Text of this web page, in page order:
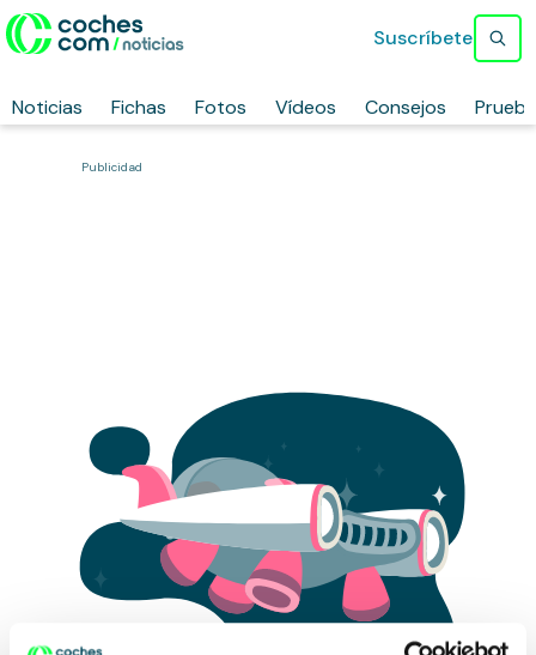
Noticias Fichas Fotos Vídeos Consejos
Suscríbete
Publicidad